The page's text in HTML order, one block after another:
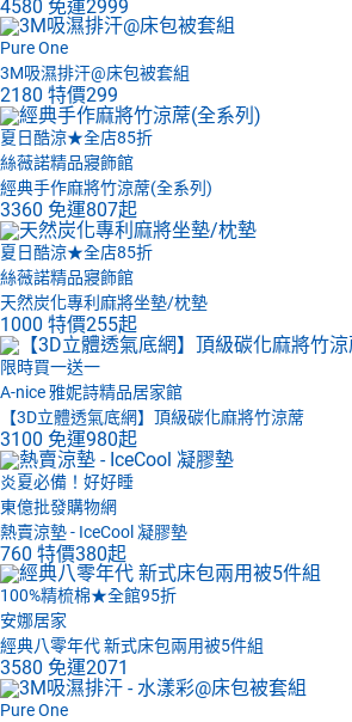
4580 免運2999
Pure One
3M吸濕排汗@床包被套組
2180 特價299
夏日酷涼★全店85折
絲薇諾精品寢飾館
經典手作麻將竹涼蓆(全系列)
3360 免運807起
夏日酷涼★全店85折
絲薇諾精品寢飾館
天然炭化專利麻將坐墊/枕墊
1000 特價255起
限時買一送一
A-nice 雅妮詩精品居家館
【3D立體透氣底網】頂級碳化麻將竹涼蓆
3100 免運980起
炎夏必備！好好睡
東億批發購物網
熱賣涼墊 - IceCool 凝膠墊
760 特價380起
100%精梳棉★全館95折
安娜居家
經典八零年代 新式床包兩用被5件組
3580 免運2071
Pure One